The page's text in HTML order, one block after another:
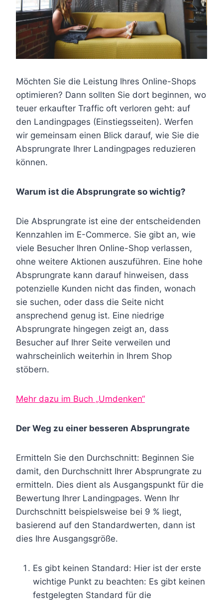
Möchten Sie die Leistung Ihres Online-Shops
optimieren? Dann sollten Sie dort beginnen, wo
teuer erkaufter Traffic oft verloren geht: auf
den Landingpages (Einstiegsseiten). Werfen
wir gemeinsam einen Blick darauf, wie Sie die
Absprungrate Ihrer Landingpages reduzieren
können.
Warum ist die Absprungrate so wichtig?
Die Absprungrate ist eine der entscheidenden
Kennzahlen im E-Commerce. Sie gibt an, wie
viele Besucher Ihren Online-Shop verlassen,
ohne weitere Aktionen auszuführen. Eine hohe
Absprungrate kann darauf hinweisen, dass
potenzielle Kunden nicht das finden, wonach
sie suchen, oder dass die Seite nicht
ansprechend genug ist. Eine niedrige
Absprungrate hingegen zeigt an, dass
Besucher auf Ihrer Seite verweilen und
wahrscheinlich weiterhin in Ihrem Shop
stöbern.
Mehr dazu im Buch „Umdenken“
Der Weg zu einer besseren Absprungrate
Ermitteln Sie den Durchschnitt: Beginnen Sie
damit, den Durchschnitt Ihrer Absprungrate zu
ermitteln. Dies dient als Ausgangspunkt für die
Bewertung Ihrer Landingpages. Wenn Ihr
Durchschnitt beispielsweise bei 9 % liegt,
basierend auf den Standardwerten, dann ist
dies Ihre Ausgangsgröße.
Es gibt keinen Standard: Hier ist der erste
wichtige Punkt zu beachten: Es gibt keinen
festgelegten Standard für die